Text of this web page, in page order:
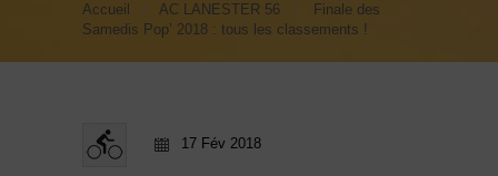
Accueil AC LANESTER 56
Finale des
Samedis Pop’ 2018 : tous les classements !
17 Fév 2018